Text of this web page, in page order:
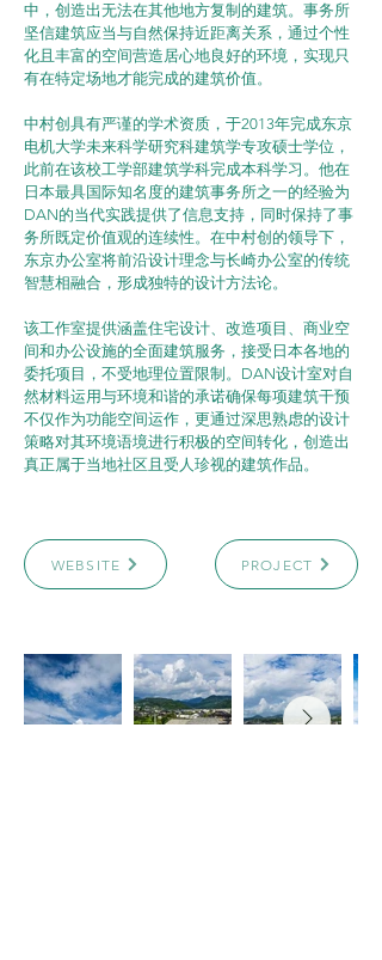
中，创造出无法在其他地方复制的建筑。事务所
坚信建筑应当与自然保持近距离关系，通过个性
化且丰富的空间营造居心地良好的环境，实现只
有在特定场地才能完成的建筑价值。
中村创具有严谨的学术资质，于2013年完成东京
电机大学未来科学研究科建筑学专攻硕士学位，
此前在该校工学部建筑学科完成本科学习。他在
日本最具国际知名度的建筑事务所之一的经验为
DAN的当代实践提供了信息支持，同时保持了事
务所既定价值观的连续性。在中村创的领导下，
东京办公室将前沿设计理念与长崎办公室的传统
智慧相融合，形成独特的设计方法论。
该工作室提供涵盖住宅设计、改造项目、商业空
间和办公设施的全面建筑服务，接受日本各地的
委托项目，不受地理位置限制。DAN设计室对自
然材料运用与环境和谐的承诺确保每项建筑干预
不仅作为功能空间运作，更通过深思熟虑的设计
策略对其环境语境进行积极的空间转化，创造出
真正属于当地社区且受人珍视的建筑作品。
WEBSITE PROJECT